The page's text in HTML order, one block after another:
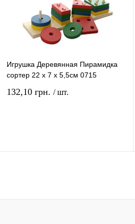
Игрушка Деревянная Пирамидка
сортер 22 х 7 х 5,5см 0715
132,10 грн. / шт.